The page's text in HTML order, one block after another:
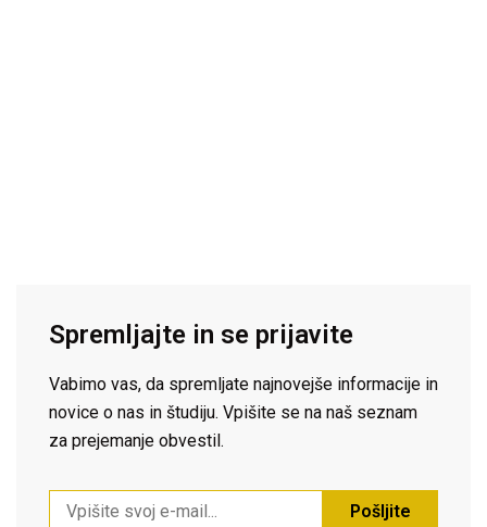
Spremljajte in se prijavite
Vabimo vas, da spremljate najnovejše informacije in
novice o nas in študiju. Vpišite se na naš seznam
za prejemanje obvestil.
Pošljite